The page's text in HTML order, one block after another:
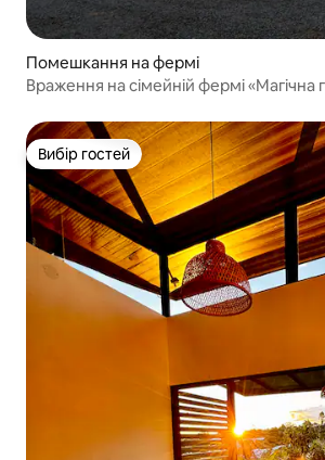
Помешкання на фермі
Враження на сімейній фермі «Магічна
Вибір гостей
Вибір гостей